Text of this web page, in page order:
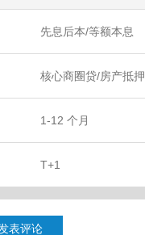
先息后本/等额本息
核心商圈贷/房产抵
1-12 个月
T+1
表评论